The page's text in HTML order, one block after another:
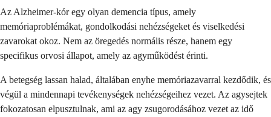
Az Alzheimer-kór egy olyan demencia típus, amely
memóriaproblémákat, gondolkodási nehézségeket és viselkedési
zavarokat okoz. Nem az öregedés normális része, hanem egy
specifikus orvosi állapot, amely az agyműködést érinti.
A betegség lassan halad, általában enyhe memóriazavarral kezdődik, és
végül a mindennapi tevékenységek nehézségeihez vezet. Az agysejtek
fokozatosan elpusztulnak, ami az agy zsugorodásához vezet az idő